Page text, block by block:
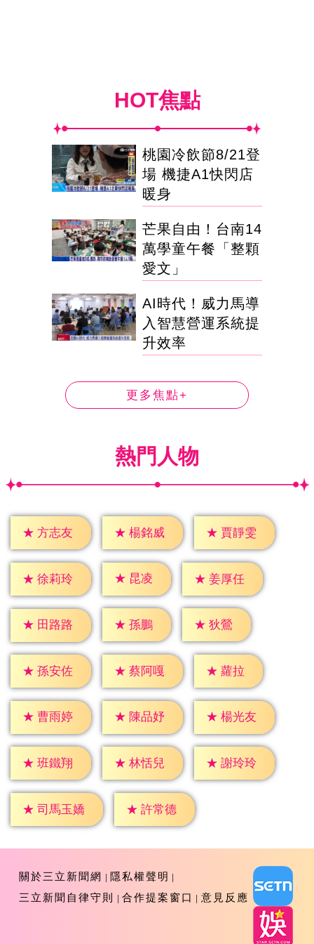
HOT焦點
桃園冷飲節8/21登
場 機捷A1快閃店
暖身
芒果自由！台南14
萬學童午餐「整顆
愛文」
AI時代！威力馬導
入智慧營運系統提
升效率
更多焦點+
熱門人物
★ 方志友 ★ 楊銘威 ★ 賈靜雯
★ 徐莉玲 ★ 昆凌 ★ 姜厚任
★ 田路路 ★ 孫鵬 ★ 狄鶯
★ 孫安佐 ★ 蔡阿嘎 ★ 蘿拉
★ 曹雨婷 ★ 陳品妤 ★ 楊光友
★ 班鐵翔 ★ 林恬兒 ★ 謝玲玲
★ 司馬玉嬌 ★ 許常德
關於三立新聞網
隱私權聲明
三立新聞自律守則
合作提案窗口 意見反應